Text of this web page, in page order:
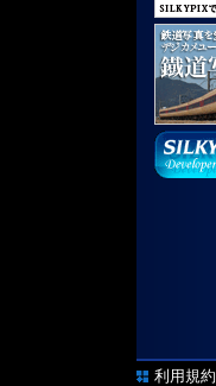
利用規約